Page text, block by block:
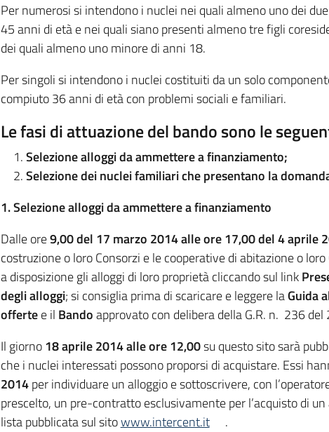
Per numerosi si intendono i nuclei nei quali almeno uno dei
45 anni di età e nei quali siano presenti almeno tre figli
dei quali almeno uno minore di anni 18.
Per singoli si intendono i nuclei costituiti da un solo
compiuto 36 anni di età con problemi sociali e familiari.
Le fasi di attuazione del bando sono le
Selezione alloggi da ammettere a finanziamento;
Selezione dei nuclei familiari che presentano la
1. Selezione alloggi da ammettere a finanziamento
Dalle ore9,00 del 17 marzo 2014 alle ore 17,00 del 4 aprile
costruzione o loro Consorzi e le cooperative di abitazione o
a disposizione gli alloggi di loro proprietà cliccando sul link
degli alloggi; si consiglia prima di scaricare e leggere laGuida
offertee il Bandoapprovato con delibera della G.R. n. 236
Il giorno18 aprile 2014 alle ore 12,00su questo sito sarà
che i nuclei interessati possono proporsi di acquistare. Essi
2014per individuare un alloggio e sottoscrivere, con
prescelto, un pre-contratto esclusivamente per l’acquisto di
lista pubblicata sul sitowww.intercent.it
.